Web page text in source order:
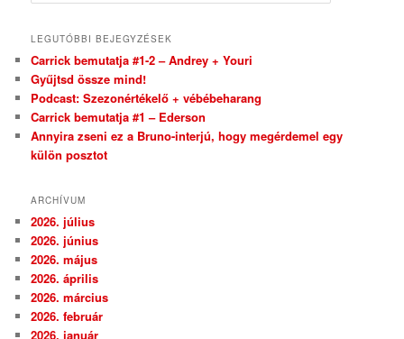
LEGUTÓBBI BEJEGYZÉSEK
Carrick bemutatja #1-2 – Andrey + Youri
Gyűjtsd össze mind!
Podcast: Szezonértékelő + vébébeharang
Carrick bemutatja #1 – Ederson
Annyira zseni ez a Bruno-interjú, hogy megérdemel egy
külön posztot
ARCHÍVUM
2026. július
2026. június
2026. május
2026. április
2026. március
2026. február
2026. január